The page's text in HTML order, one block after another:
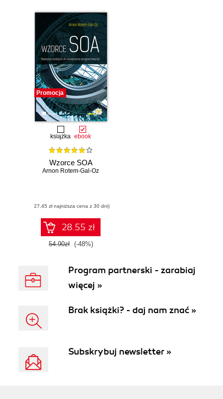
Promocja
książka ebook
Wzorce SOA
Arnon Rotem-Gal-Oz
(27,45 zł najniższa cena z 30 dni)
28.55 zł
54.90zł (-48%)
Program partnerski - zarabiaj
więcej »
Brak książki? - daj nam znać »
Subskrybuj newsletter »